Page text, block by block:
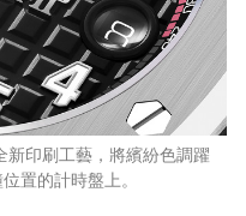
印刷工藝，將繽紛色調躍
置的計時盤上。